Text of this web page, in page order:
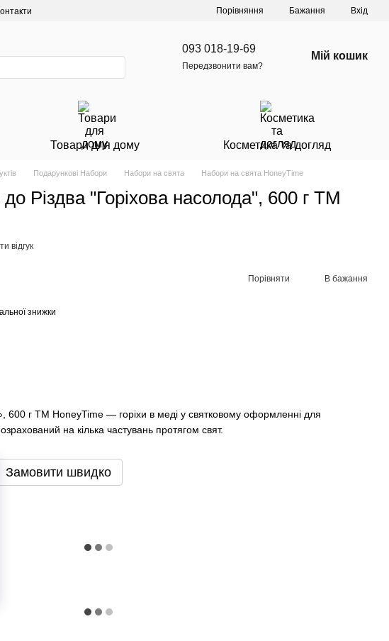
Порівняння Бажання Вхід
093 018-19-69
Передзвонити вам?
Мій кошик
Товари для дому Косметика та догляд
Подарункові Набори Набори на свята Набори на свята HoneyTime
Різдва "Горіхова насолода", 600 г ТМ
відгук
Порівняти В бажання
знижки
600 г ТМ HoneyTime — горіхи в меді у святковому оформленні для
на кілька частувань протягом свят.
Замовити швидко